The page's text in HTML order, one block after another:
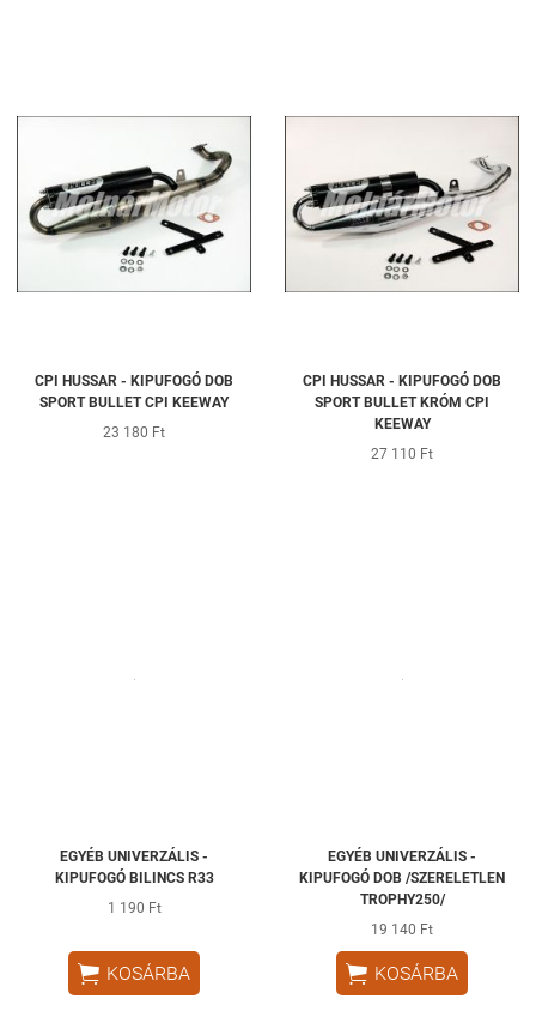
CPI HUSSAR - KIPUFOGÓ DOB
SPORT BULLET CPI KEEWAY
23 180 Ft
CPI HUSSAR - KIPUFOGÓ DOB
SPORT BULLET KRÓM CPI
KEEWAY
27 110 Ft
EGYÉB UNIVERZÁLIS -
KIPUFOGÓ BILINCS R33
1 190 Ft
 KOSÁRBA
EGYÉB UNIVERZÁLIS -
KIPUFOGÓ DOB /SZERELETLEN
TROPHY250/
19 140 Ft
 KOSÁRBA